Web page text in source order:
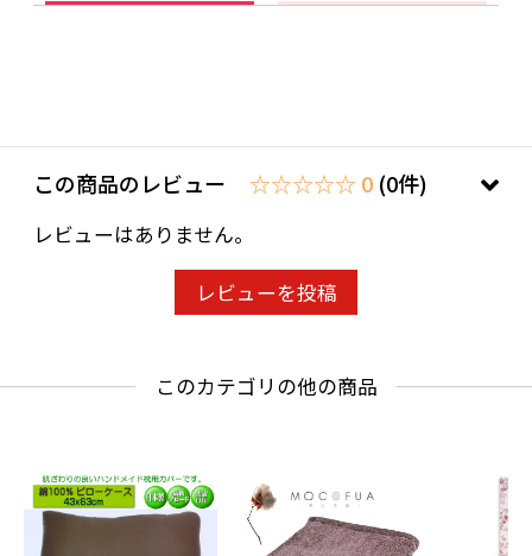
この商品のレビュー ☆☆☆☆☆ 0 (0件)
レビューはありません。
レビューを投稿
このカテゴリの他の商品